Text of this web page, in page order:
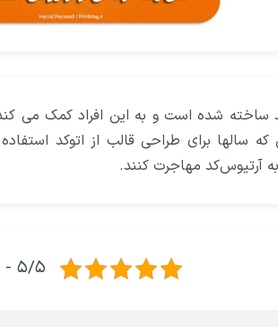
شده است و به این افراد کمک می
که سالها برای طراحی قالب از اتوکد
آرتیوس‌کد مهاجرت کنند.
۵/۵ - (۳ امتیاز)